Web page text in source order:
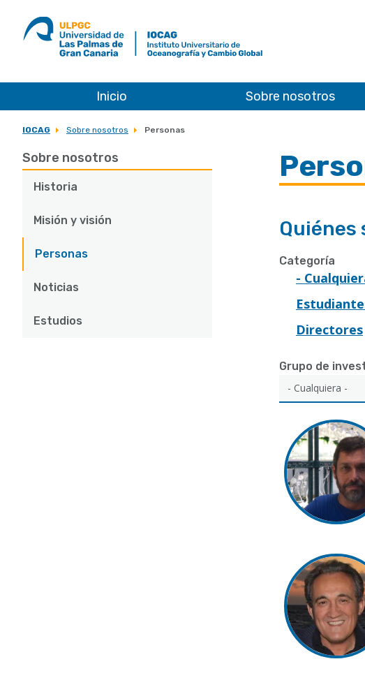
ULPGC
al
inicio
Inicio Sobre nosotros
IOCAG Sobre nosotros Personas
Sobre nosotros
Historia
Misión y visión
Personas
Noticias
Estudios
Quiénes
Categoría
-
Directores
Grupo de